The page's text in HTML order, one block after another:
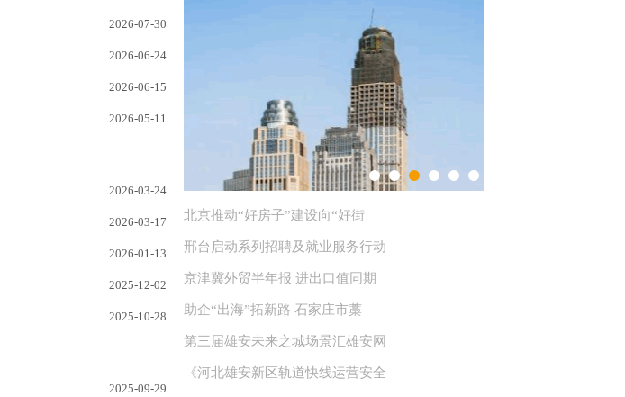
2026-07-30
2026-06-24
2026-06-15
2026-05-11
2026-03-24
2026-03-17
2026-01-13
2025-12-02
2025-10-28
2025-09-29
北京推动“好房子”建设向“好街
邢台启动系列招聘及就业服务行动
京津冀外贸半年报 进出口值同期
助企“出海”拓新路 石家庄市藁
第三届雄安未来之城场景汇雄安网
《河北雄安新区轨道快线运营安全